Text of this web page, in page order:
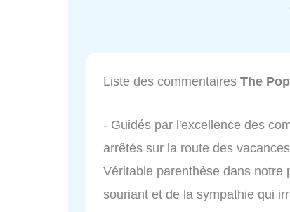
Liste des commentaires The
- Guidés par l'excellence des
arrêtés sur la route des
Véritable parenthèse dans notre
souriant et de la sympathie qui